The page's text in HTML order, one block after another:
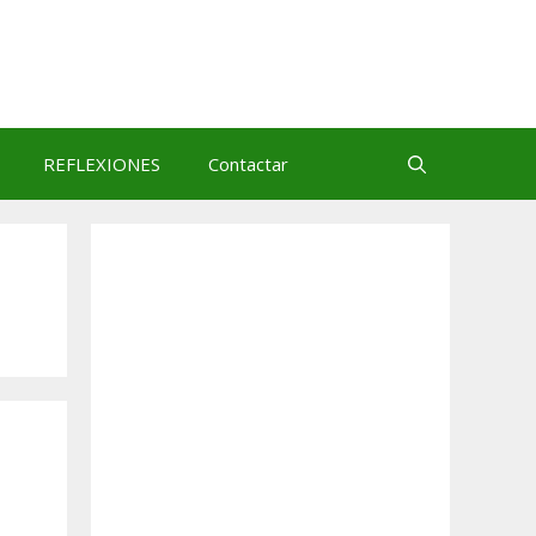
REFLEXIONES Contactar